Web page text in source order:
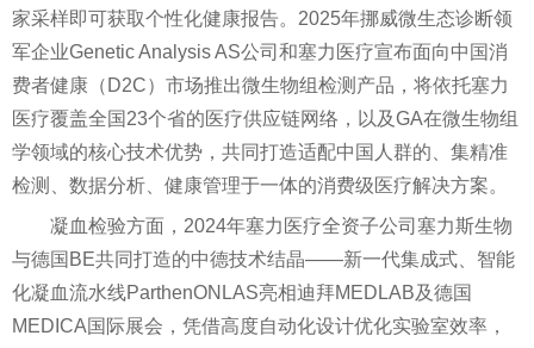
家采样即可获取个性化健康报告。2025年挪威微生态诊断领
军企业Genetic Analysis AS公司和塞力医疗宣布面向中国消
费者健康（D2C）市场推出微生物组检测产品，将依托塞力
医疗覆盖全国23个省的医疗供应链网络，以及GA在微生物组
学领域的核心技术优势，共同打造适配中国人群的、集精准
检测、数据分析、健康管理于一体的消费级医疗解决方案。
凝血检验方面，2024年塞力医疗全资子公司塞力斯生物
与德国BE共同打造的中德技术结晶——新一代集成式、智能
化凝血流水线ParthenONLAS亮相迪拜MEDLAB及德国
MEDICA国际展会，凭借高度自动化设计优化实验室效率，